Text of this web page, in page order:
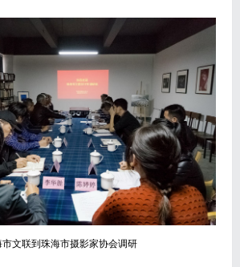
市文联到珠海市摄影家协会调研